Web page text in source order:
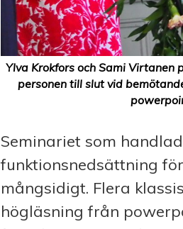
Ylva Krokfors och Sami Virtanen
personen till slut vid
Seminariet som
funktionsnedsättning
mångsidigt. Flera
högläsning från